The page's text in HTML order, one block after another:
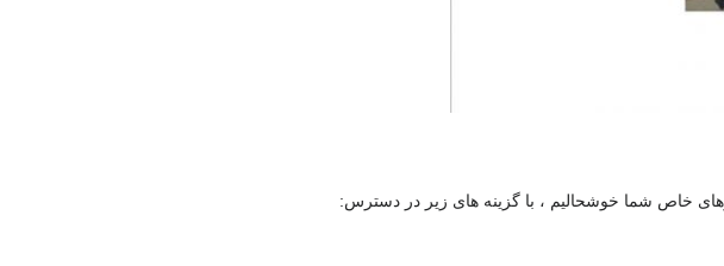
خاص شما خوشحالیم ، با گزینه های زیر در دسترس: